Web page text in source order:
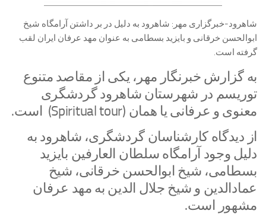
شاهرود-خبرگزاری مهر: شاهرود به دلیل در بر داشتن آرامگاه شیخ
ابوالحسن خرقانی و بایزید بسطامی به عنوان مهد عرفان ایران لقب
گرفته است.
به گزارش خبرنگار مهر، یکی از مقاصد متنوع
توریسم در شهرستان شاهرود گردشگری
معنوی و عرفانی یا همان (Spiritual tour) است.
از دیدگاه کارشناسان گردشگری، شاهرود به
دلیل وجود آرامگاه سلطان العارفین بایزید
بسطامی، شیخ ابوالحسن خرقانی، شیخ
عمادالدین و شیخ جلال الدین به مهد عرفان
مشهور است.